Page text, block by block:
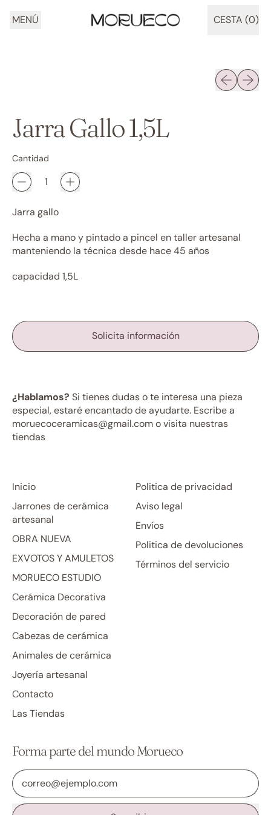
MENÚ CESTA (0)
ARTÍCULOS
Diapositiva
Jarra Gallo 1,5L
Cantidad
Jarra gallo
Hecha a mano y pintado a pincel en taller artesanal
manteniendo la técnica desde hace 45 años
capacidad 1,5L
Solicita información
¿Hablamos? Si tienes dudas o te interesa una pieza
especial, estaré encantado de ayudarte. Escribe a
moruecoceramicas@gmail.com o visita nuestras
tiendas
Inicio
Jarrones de cerámica
artesanal
OBRA NUEVA
EXVOTOS Y AMULETOS
MORUECO ESTUDIO
Cerámica Decorativa
Decoración de pared
Cabezas de cerámica
Animales de cerámica
Joyería artesanal
Contacto
Las Tiendas
Politica de privacidad
Aviso legal
Envíos
Politica de devoluciones
Términos del servicio
Forma parte del mundo Morueco
Dirección de correo electrónico